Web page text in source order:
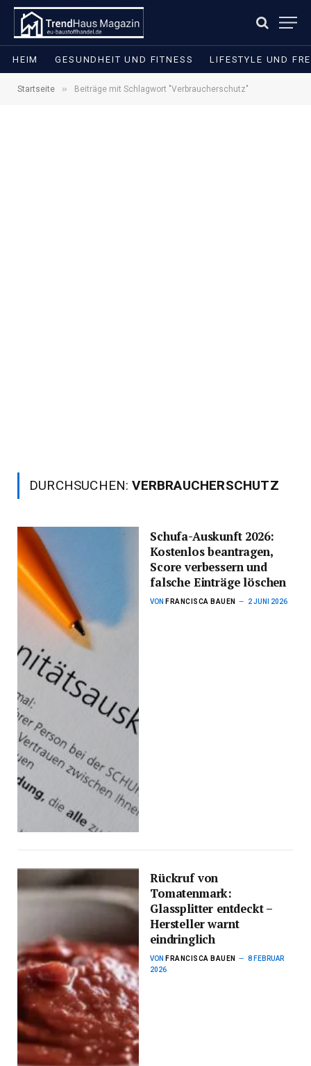
HEIM GESUNDHEIT UND FITNESS LIFESTYLE UND
Startseite » Beiträge mit Schlagwort "Verbraucherschutz"
DURCHSUCHEN:VERBRAUCHERSCHUTZ
Schufa-Auskunft 2026:
Kostenlos beantragen,
Score verbessern und
falsche Einträge löschen
VON FRANCISCA BAUEN 2 JUNI 2026
Rückruf von
Tomatenmark:
Glassplitter entdeckt –
Hersteller warnt
eindringlich
VON FRANCISCA BAUEN
8 FEBRUAR
2026